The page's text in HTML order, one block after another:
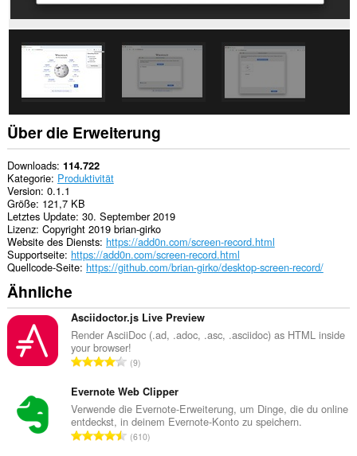
notifications
display
the
system
tray.
Über die Erweiterung
Downloads 114.722
Kategorie Produktivität
Version 0.1.1
Größe 121,7 KB
Letztes Update 30. September 2019
Lizenz Copyright 2019 brian-girko
Website des Diensts https://add0n.com/screen-record.html
Supportseite https://add0n.com/screen-record.html
Quellcode-Seite https://github.com/brian-girko/desktop-screen-record/
Ähnliche
Asciidoctor.js Live Preview
Render AsciiDoc (.ad, .adoc, .asc, .asciidoc) as HTML inside
your browser!
G
s
a
m
t
9
Evernote Web Clipper
Verwende die Evernote-Erweiterung, um Dinge, die du online
entdeckst, in deinem Evernote-Konto zu speichern.
G610